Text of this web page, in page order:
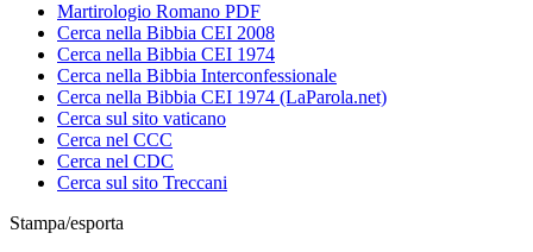
Martirologio Romano PDF
Cerca nella Bibbia CEI 2008
Cerca nella Bibbia CEI 1974
Cerca nella Bibbia Interconfessionale
Cerca nella Bibbia CEI 1974 (LaParola.net)
Cerca sul sito vaticano
Cerca nel CCC
Cerca nel CDC
Cerca sul sito Treccani
Stampa/esporta